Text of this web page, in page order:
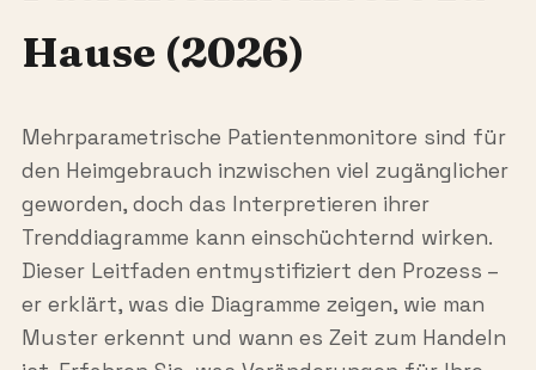
Hause (2026)
Mehrparametrische Patientenmonitore sind für
den Heimgebrauch inzwischen viel zugänglicher
geworden, doch das Interpretieren ihrer
Trenddiagramme kann einschüchternd wirken.
Dieser Leitfaden entmystifiziert den Prozess –
er erklärt, was die Diagramme zeigen, wie man
Muster erkennt und wann es Zeit zum Handeln